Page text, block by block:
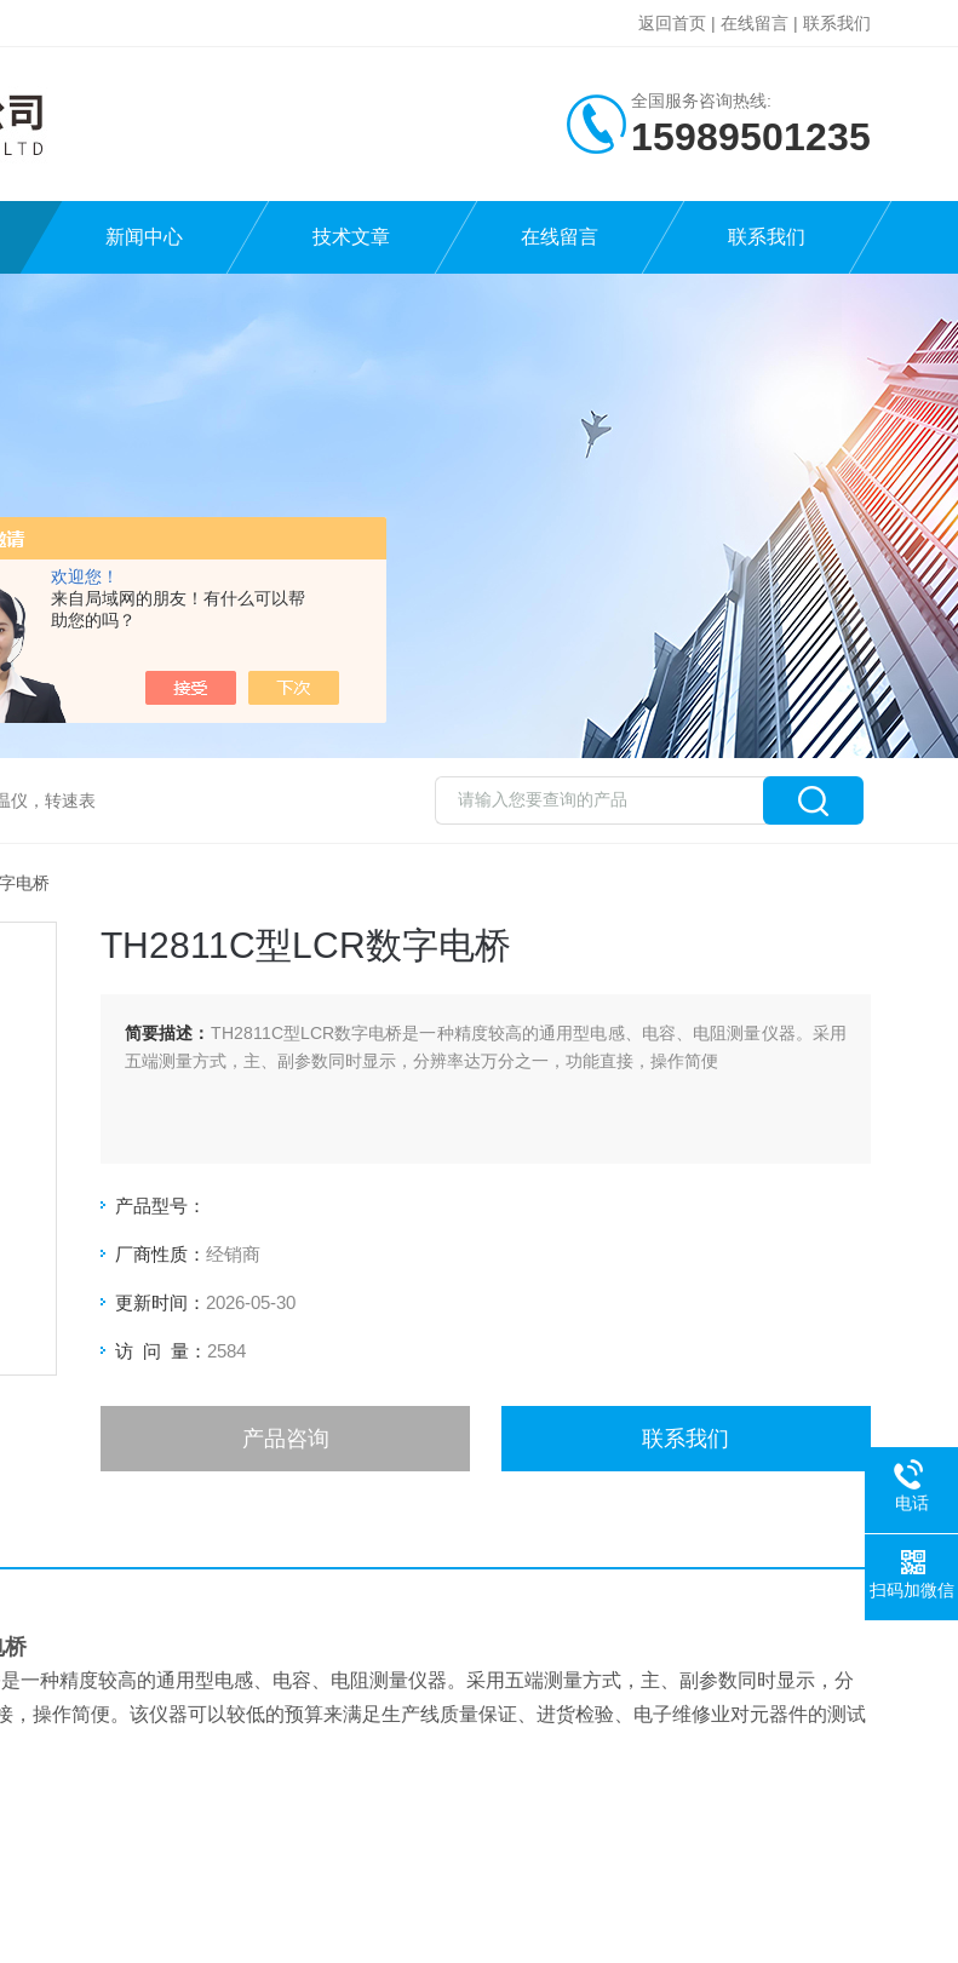
欢迎您！
来自局域网的朋友！有什么可以帮
助您的吗？
返回首页 | 在线留言 | 联系我们
全国服务咨询热线:
15989501235
新闻中心 技术文章 在线留言 联系我们
仪，转速表
电桥
TH2811C型LCR数字电桥
简要描述： TH2811C型LCR数字电桥是一种精度较高的通用型电感、电容、电阻测量仪器。采用
五端测量方式，主、副参数同时显示，分辨率达万分之一，功能直接，操作简便
产品型号：
厂商性质： 经销商
更新时间： 2026-05-30
访 问 量： 2584
产品咨询 联系我们
桥
一种精度较高的通用型电感、电容、电阻测量仪器。采用五端测量方式，主、副参数同时显示，分
，操作简便。该仪器可以较低的预算来满足生产线质量保证、进货检验、电子维修业对元器件的测试
电话
扫码加微信